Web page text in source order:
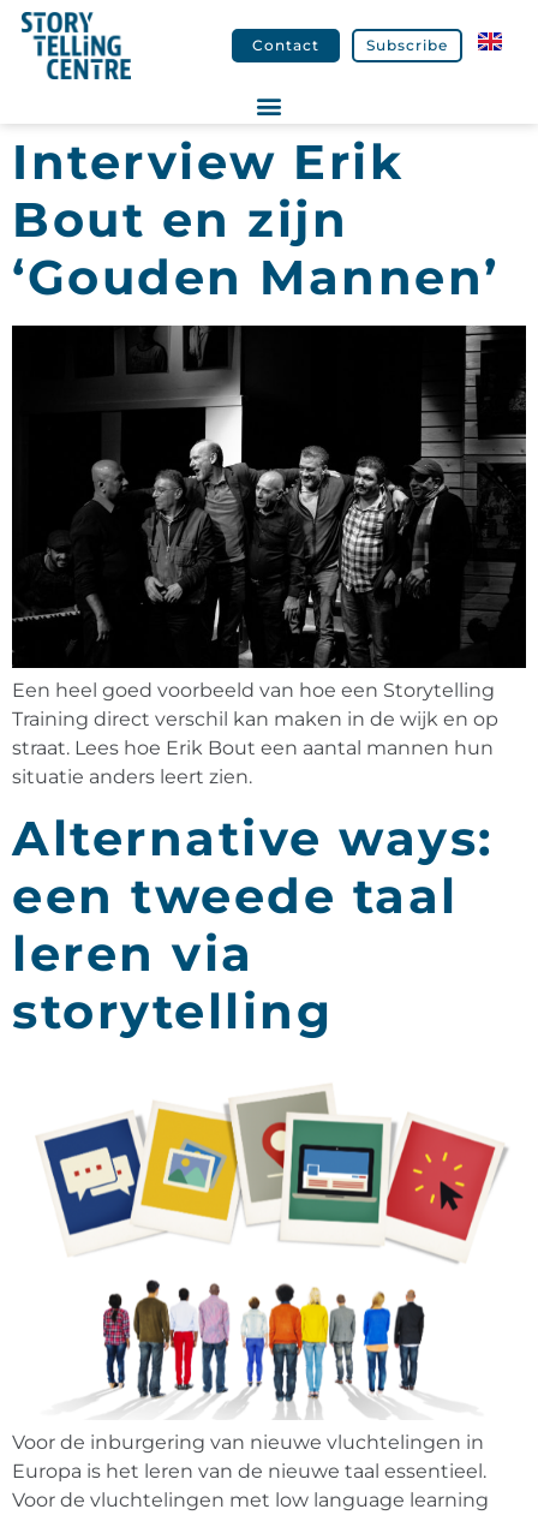
Contact Subscribe
Interview Erik
Bout en zijn
‘Gouden Mannen’
Een heel goed voorbeeld van hoe een Storytelling
Training direct verschil kan maken in de wijk en op
straat. Lees hoe Erik Bout een aantal mannen hun
situatie anders leert zien.
Alternative ways:
een tweede taal
leren via
storytelling
Voor de inburgering van nieuwe vluchtelingen in
Europa is het leren van de nieuwe taal essentieel.
Voor de vluchtelingen met low language learning